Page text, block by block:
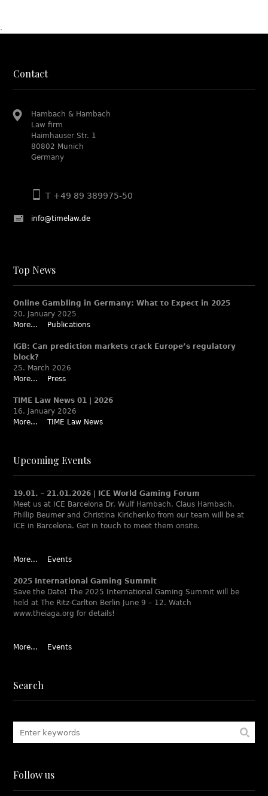
.
Contact
Hambach & Hambach
Law firm
Haimhauser Str. 1
80802 Munich
Germany
T +49 89 389975-50
info@timelaw.de
Top News
Online Gambling in Germany: What to Expect in 2025
20. January 2025
More...
Publications
IGB: Can prediction markets crack Europe’s regulatory
block?
25. March 2026
More...
Press
TIME Law News 01 | 2026
16. January 2026
More...
TIME Law News
Upcoming Events
19.01. – 21.01.2026 | ICE World Gaming Forum
Meet us at ICE Barcelona Dr. Wulf Hambach, Claus Hambach,
Phillip Beumer and Christina Kirichenko from our team will be at
ICE in Barcelona. Get in touch to meet them onsite.
More... Events
2025 International Gaming Summit
Save the Date! The 2025 International Gaming Summit will be
held at The Ritz-Carlton Berlin June 9 – 12. Watch
www.theiaga.org for details!
More... Events
Search
Follow us